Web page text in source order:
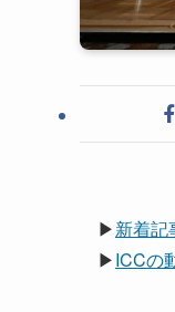
▶新着記
▶ICCの